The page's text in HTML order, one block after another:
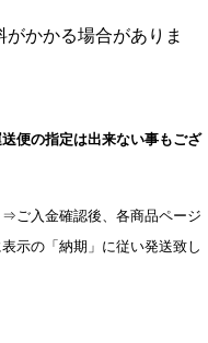
かかる場合がありま
便の指定は出来ない事もござ
ご入金確認後、各商品ページ
示の「納期」に従い発送致し